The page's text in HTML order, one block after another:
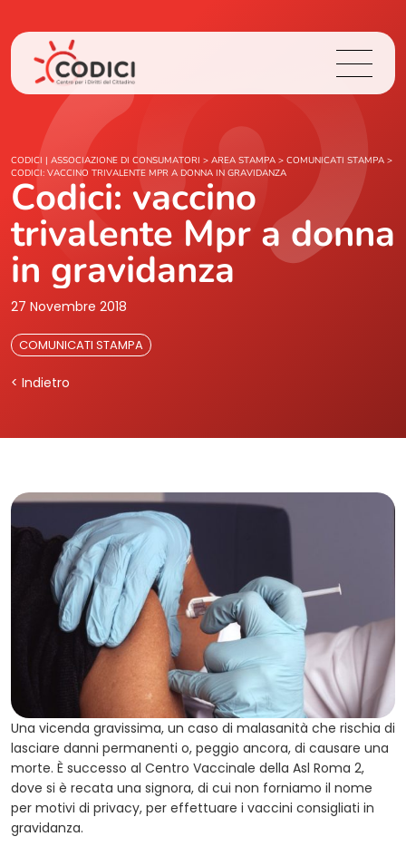
Chi Siamo
Cosa Facciamo
Area Stampa
CODICI | ASSOCIAZIONE DI CONSUMATORI > AREA STAMPA > COMUNICATI STAMPA >
CODICI: VACCINO TRIVALENTE MPR A DONNA IN GRAVIDANZA
Codici: vaccino
trivalente Mpr a donna
in gravidanza
27 Novembre 2018
COMUNICATI STAMPA
< Indietro
Una vicenda gravissima, un caso di malasanità che rischia di
lasciare danni permanenti o, peggio ancora, di causare una
morte. È successo al Centro Vaccinale della Asl Roma 2,
dove si è recata una signora, di cui non forniamo il nome
per motivi di privacy, per effettuare i vaccini consigliati in
gravidanza.